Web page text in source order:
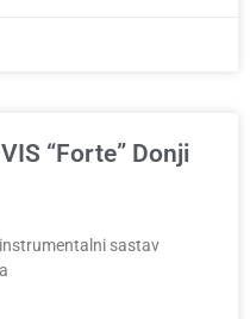
“Forte” Donji
sastav